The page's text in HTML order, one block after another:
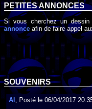
PETITES ANNONCES
Si vous cherchez un
annonce afin de faire appel
SOUVENIRS
Al , Posté le 06/04/2017